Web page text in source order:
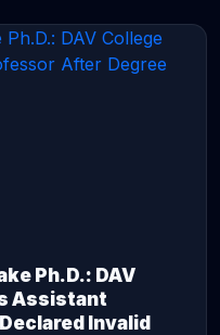
Ph.D.: DAV
Assistant
Invalid